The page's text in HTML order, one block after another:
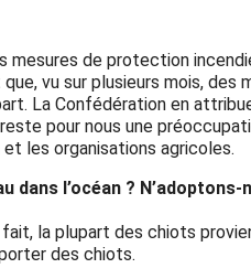
mesures de protection
vu sur plusieurs mois, des
La Confédération en
pour nous une
les organisations agricoles.
l’océan ?
la plupart des chiots
des chiots.